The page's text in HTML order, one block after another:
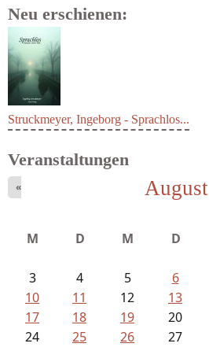
Neu erschienen:
Struckmeyer, Ingeborg - Sprachlos...
Veranstaltungen
August
«
M D M D
3
4 5 6
10
11 12 13
17
18 19 20
24
25 26 27